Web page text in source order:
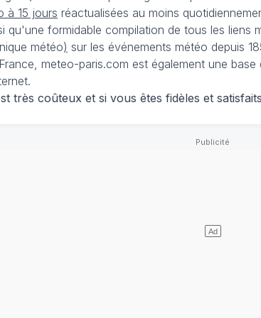
à 15 jours réactualisées au moins
qu'une formidable compilation de tous les
météo) sur les événements météo depuis
meteo-paris.com est également une
très coûteux et si vous êtes fidèles et